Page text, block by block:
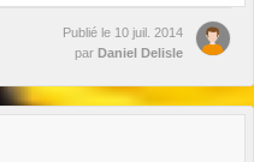
Publié le 10 juil. 2014
par Daniel Delisle